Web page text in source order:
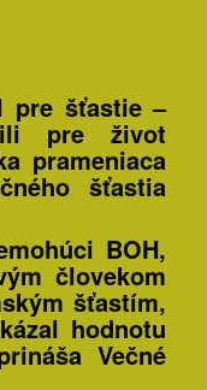
pre šťastie –
pre život
prameniaca
šťastia
BOH,
človekom
šťastím,
hodnotu
Večné